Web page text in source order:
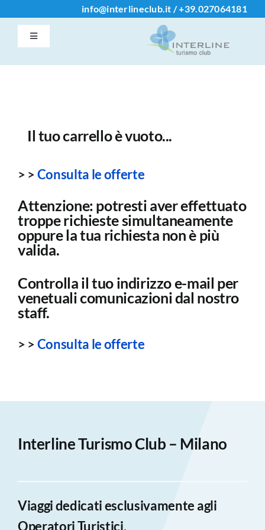
info@interlineclub.it /+39.027064181
Toggle
Navigation
Accedi / Registrati
Iscrizione Club
Info
Il tuo carrello è vuoto...
> >Consulta le offerte
Attenzione: potresti aver effettuato
troppe richieste simultaneamente
oppure la tua richiesta non è più
valida.
Controlla il tuo indirizzo e-mail per
venetuali comunicazioni dal nostro
staff.
> >Consulta le offerte
Interline Turismo Club – Milano
Viaggi dedicati esclusivamente agli
Operatori Turistici.